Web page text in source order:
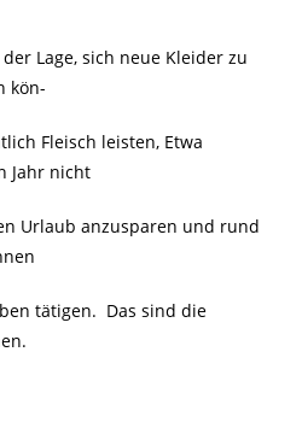
Lage, sich neue Kleider zu
kön-
Fleisch leisten, Etwa
Jahr nicht
Urlaub anzusparen und rund
tätigen. Das sind die